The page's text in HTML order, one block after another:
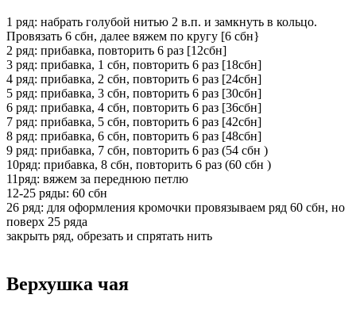
1 ряд: набрать голубой нитью 2 в.п. и замкнуть в кольцо.
Провязать 6 сбн, далее вяжем по кругу [6 сбн}
2 ряд: прибавка, повторить 6 раз [12сбн]
3 ряд: прибавка, 1 сбн, повторить 6 раз [18сбн]
4 ряд: прибавка, 2 сбн, повторить 6 раз [24сбн]
5 ряд: прибавка, 3 сбн, повторить 6 раз [30сбн]
6 ряд: прибавка, 4 сбн, повторить 6 раз [36сбн]
7 ряд: прибавка, 5 сбн, повторить 6 раз [42сбн]
8 ряд: прибавка, 6 сбн, повторить 6 раз [48сбн]
9 ряд: прибавка, 7 сбн, повторить 6 раз (54 сбн )
10ряд: прибавка, 8 сбн, повторить 6 раз (60 сбн )
11ряд: вяжем за переднюю петлю
12-25 ряды: 60 сбн
26 ряд: для оформления кромочки провязываем ряд 60 сбн, но
поверх 25 ряда
закрыть ряд, обрезать и спрятать нить
Верхушка чая